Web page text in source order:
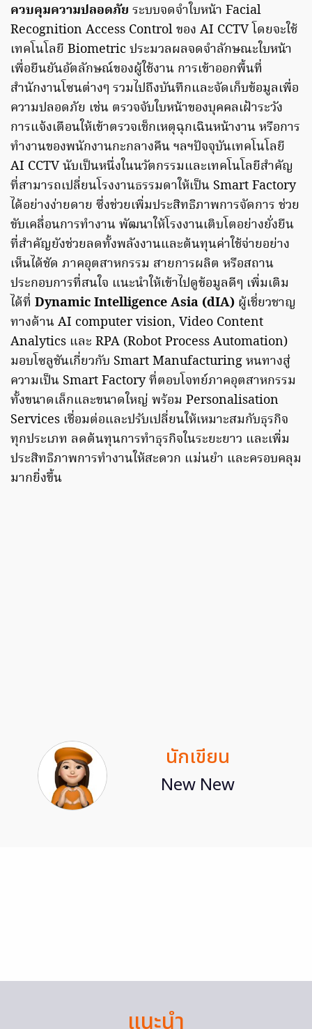
ควบคุมความปลอดภัย ระบบจดจำใบหน้า Facial
Recognition Access Control ของ AI CCTV โดยจะใช้
เทคโนโลยี Biometric ประมวลผลจดจำลักษณะใบหน้า
เพื่อยืนยันอัตลักษณ์ของผู้ใช้งาน การเข้าออกพื้นที่
สำนักงานโซนต่างๆ รวมไปถึงบันทึกและจัดเก็บข้อมูลเพื่อ
ความปลอดภัย เช่น ตรวจจับใบหน้าของบุคคลเฝ้าระวัง
การแจ้งเตือนให้เข้าตรวจเช็กเหตุฉุกเฉินหน้างาน หรือการ
ทำงานของพนักงานกะกลางคืน ฯลฯปัจจุบันเทคโนโลยี
AI CCTV นับเป็นหนึ่งในนวัตกรรมและเทคโนโลยีสำคัญ
ที่สามารถเปลี่ยนโรงงานธรรมดาให้เป็น Smart Factory
ได้อย่างง่ายดาย ซึ่งช่วยเพิ่มประสิทธิภาพการจัดการ ช่วย
ขับเคลื่อนการทำงาน พัฒนาให้โรงงานเติบโตอย่างยั่งยืน
ที่สำคัญยังช่วยลดทั้งพลังงานและต้นทุนค่าใช้จ่ายอย่าง
เห็นได้ชัด ภาคอุตสาหกรรม สายการผลิต หรือสถาน
ประกอบการที่สนใจ แนะนำให้เข้าไปดูข้อมูลดีๆ เพิ่มเติม
ได้ที่ Dynamic Intelligence Asia (dIA) ผู้เชี่ยวชาญ
ทางด้าน AI computer vision, Video Content
Analytics และ RPA (Robot Process Automation)
มอบโซลูชันเกี่ยวกับ Smart Manufacturing หนทางสู่
ความเป็น Smart Factory ที่ตอบโจทย์ภาคอุตสาหกรรม
ทั้งขนาดเล็กและขนาดใหญ่ พร้อม Personalisation
Services เชื่อมต่อและปรับเปลี่ยนให้เหมาะสมกับธุรกิจ
ทุกประเภท ลดต้นทุนการทำธุรกิจในระยะยาว และเพิ่ม
ประสิทธิภาพการทำงานให้สะดวก แม่นยำ และครอบคลุม
มากยิ่งขึ้น
นักเขียน
New New
แนะนำ